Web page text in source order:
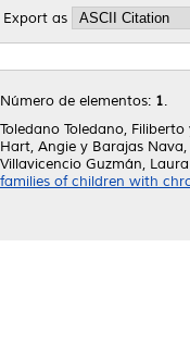
Export as
Número de elementos: 1.
Toledano Toledano, Filiberto
Hart, Angie y Barajas
Villavicencio Guzmán, Laura
families of children with